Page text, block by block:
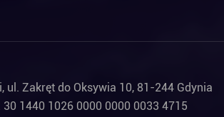
Zakręt do Oksywia 10, 81-244 Gdynia
1440 1026 0000 0000 0033 4715